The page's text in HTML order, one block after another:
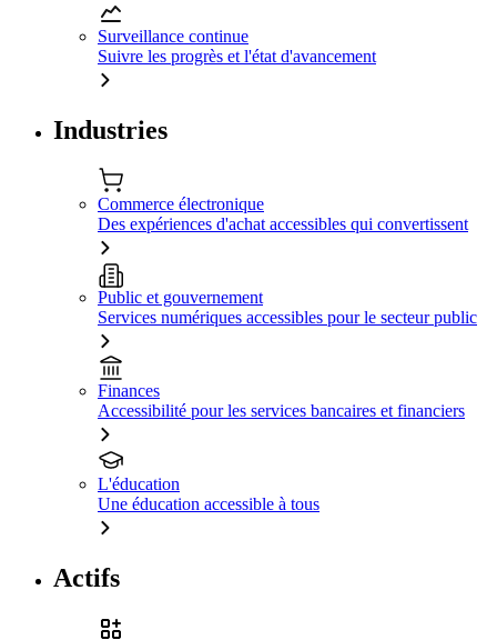
Surveillance continue
Suivre les progrès et l'état d'avancement
Industries
Commerce électronique
Des expériences d'achat accessibles qui convertissent
Public et gouvernement
Services numériques accessibles pour le secteur public
Finances
Accessibilité pour les services bancaires et financiers
L'éducation
Une éducation accessible à tous
Actifs